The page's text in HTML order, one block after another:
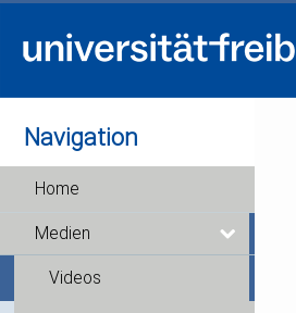
Navigation
Home
Medien
Videos